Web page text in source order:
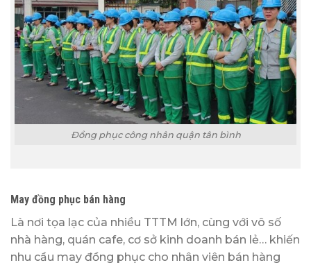
Đồng phục công nhân quận tân bình
May đồng phục bán hàng
Là nơi tọa lạc của nhiều TTTM lớn, cùng với vô số
nhà hàng, quán cafe, cơ sở kinh doanh bán lẻ… khiến
nhu cầu may đồng phục cho nhân viên bán hàng